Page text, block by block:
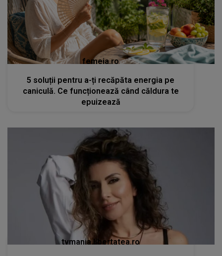
femeia.ro
5 soluții pentru a-ți recăpăta energia pe
caniculă. Ce funcționează când căldura te
epuizează
tvmania.libertatea.ro